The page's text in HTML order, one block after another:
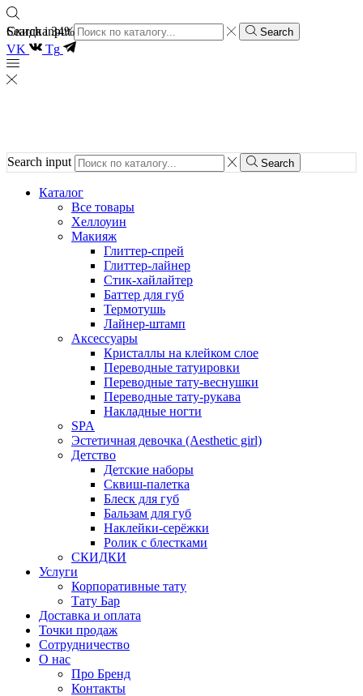
Search input Search
VK Tg
Search input Search
Каталог
Все товары
Хеллоуин
Макияж
Глиттер-спрей
Глиттер-лайнер
Стик-хайлайтер
Баттер для губ
Термотушь
Лайнер-штамп
Аксессуары
Кристаллы на клейком слое
Переводные татуировки
Переводные тату-веснушки
Переводные тату-рукава
Накладные ногти
SPA
Эстетичная девочка (Aesthetic girl)
Детство
Детские наборы
Сквиш-палетка
Блеск для губ
Бальзам для губ
Наклейки-серёжки
Ролик с блестками
СКИДКИ
Услуги
Корпоративные тату
Тату Бар
Доставка и оплата
Точки продаж
Сотрудничество
О нас
Про Бренд
Контакты
Скидка 34%